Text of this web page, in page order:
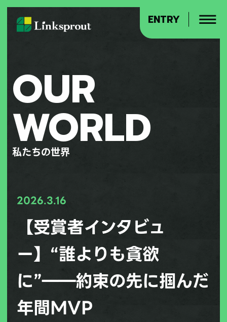
ENTRY
OUR
WORLD
私たちの世界
2026.3.16
【受賞者インタビュ
ー】“誰よりも貪欲
に”――約束の先に掴んだ
年間MVP